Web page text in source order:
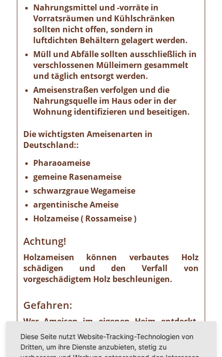
Nahrungsmittel und -vorräte in
Vorratsräumen und Kühlschränken
sollten nicht offen, sondern in
luftdichten Behältern gelagert werden.
Müll und Abfälle sollten ausschließlich in
verschlossenen Mülleimern gesammelt
und täglich entsorgt werden.
Ameisenstraßen verfolgen und die
Nahrungsquelle im Haus oder in der
Wohnung identifizieren und beseitigen.
Die wichtigsten Ameisenarten in
Deutschland::
Pharaoameise
gemeine Rasenameise
schwarzgraue Wegameise
argentinische Ameise
Holzameise ( Rossameise )
Achtung!
Holzameisen können verbautes Holz
schädigen und den Verfall von
vorgeschädigtem Holz beschleunigen.
Gefahren:
Wer Ameisen im eigenen Heim entdeckt,
sollte die Gefahr ernst nehmen. Einige
Ameisenarten sind nämlich Vorrats- und
Materialschädlinge, von denen ein nicht zu
Diese Seite nutzt Website-Tracking-Technologien von
Dritten, um ihre Dienste anzubieten, stetig zu